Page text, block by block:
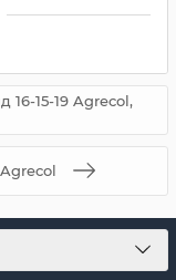
16-15-19 Agrecol,